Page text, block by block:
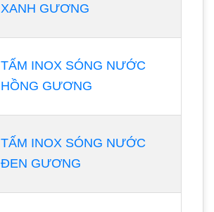
XANH GƯƠNG
TẤM INOX SÓNG NƯỚC
HỒNG GƯƠNG
TẤM INOX SÓNG NƯỚC
ĐEN GƯƠNG